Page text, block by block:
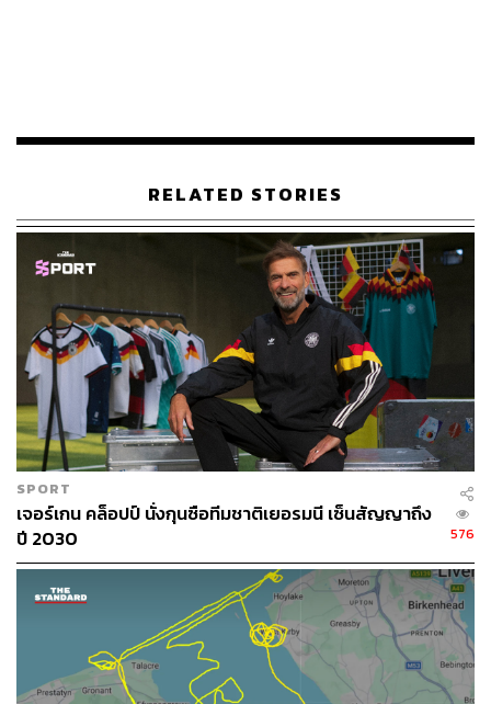
เป็นการลุ้นป้องกันพื้นที่ท็อปโฟร์ที่ไม่ง่ายแน่นอน
แต่สำหรับการแก้ปัญหาระยะยาว?
เจมี คาร์ราเกอร์ ตำนานสโมสรที่ปัจจุบันเป็นนักวิเคราะห์ให้
กับช่อง Sky Sports ได้ร่วมวิเคราะห์ถึงสิ่งที่ลิเวอร์พูลจำเป็น
ต้องทำ เพื่อที่จะกลับมาอย่างแข็งแกร่งในฤดูกาลหน้า โดย
มองว่าเวลานี้ทีมกำลังประสบปัญหา เพราะผู้เล่นที่มีนั้นแทบ
ไม่เปลี่ยนเลยนับตั้งแต่ 3 ปีที่แล้ว
#MNFanalysis of Liverpool’s players
minutes & appearances since the 2018
CL final!pic.twitter.com/Q2gz69R4cf—
Jamie Carragher (@Carra23)February 8,
RELATED STORIES
SPORT
เจอร์เกน คล็อปป์ นั่งกุนซือทีมชาติเยอรมนี เซ็นสัญญาถึง
ปี 2030
576